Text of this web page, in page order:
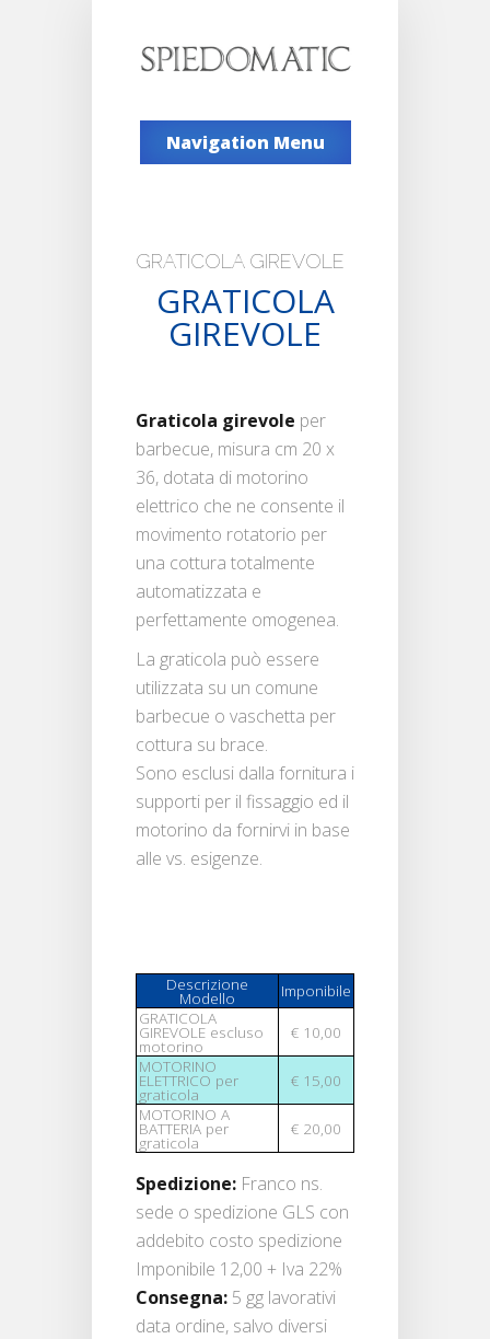
Navigation Menu
GRATICOLA GIREVOLE
GRATICOLA
GIREVOLE
Graticola girevole per
barbecue, misura cm 20 x
36, dotata di motorino
elettrico che ne consente il
movimento rotatorio per
una cottura totalmente
automatizzata e
perfettamente omogenea.
La graticola può essere
utilizzata su un comune
barbecue o vaschetta per
cottura su brace.
Sono esclusi dalla fornitura i
supporti per il fissaggio ed il
motorino da fornirvi in base
alle vs. esigenze.
Descrizione
Modello
Imponibile
GRATICOLA
GIREVOLE escluso
motorino
€ 10,00
MOTORINO
ELETTRICO per
graticola
€ 15,00
MOTORINO A
BATTERIA per
graticola
€ 20,00
Spedizione: Franco ns.
sede o spedizione GLS con
addebito costo spedizione
Imponibile 12,00 + Iva 22%
Consegna: 5 gg lavorativi
data ordine, salvo diversi